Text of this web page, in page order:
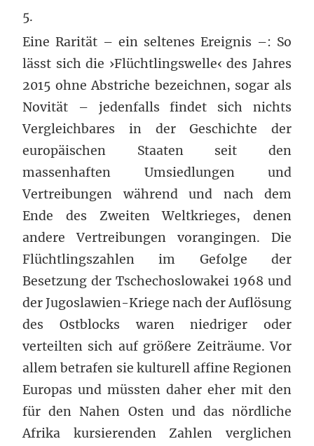
5.
Eine Rarität – ein seltenes Ereignis –: So
lässt sich die ›Flüchtlingswelle‹ des Jahres
2015 ohne Abstriche bezeichnen, sogar als
Novität – jedenfalls findet sich nichts
Vergleichbares in der Geschichte der
europäischen Staaten seit den
massenhaften Umsiedlungen und
Vertreibungen während und nach dem
Ende des Zweiten Weltkrieges, denen
andere Vertreibungen vorangingen. Die
Flüchtlingszahlen im Gefolge der
Besetzung der Tschechoslowakei 1968 und
der Jugoslawien-Kriege nach der Auflösung
des Ostblocks waren niedriger oder
verteilten sich auf größere Zeiträume. Vor
allem betrafen sie kulturell affine Regionen
Europas und müssten daher eher mit den
für den Nahen Osten und das nördliche
Afrika kursierenden Zahlen verglichen